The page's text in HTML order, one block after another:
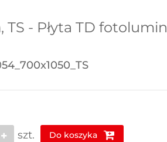
- Płyta TD
szt. Do koszyka